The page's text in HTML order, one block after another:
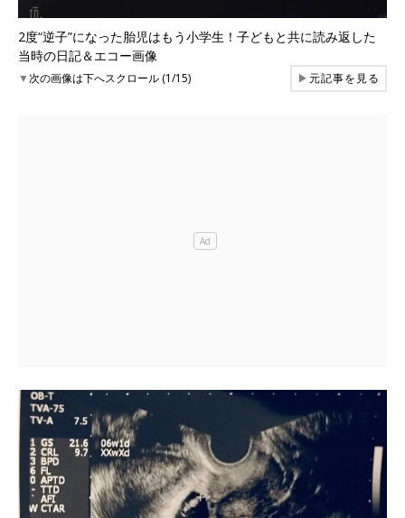
2度“逆子”になった胎児はもう小学生！子どもと共に読み返した
当時の日記＆エコー画像
▼次の画像は下へスクロール (1/15) ▶元記事を見る